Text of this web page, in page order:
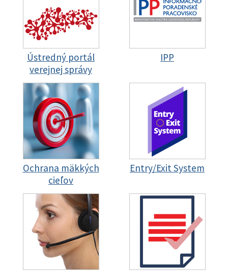
Ústredný portál
verejnej správy
IPP
Ochrana mäkkých
cieľov
Entry/Exit System